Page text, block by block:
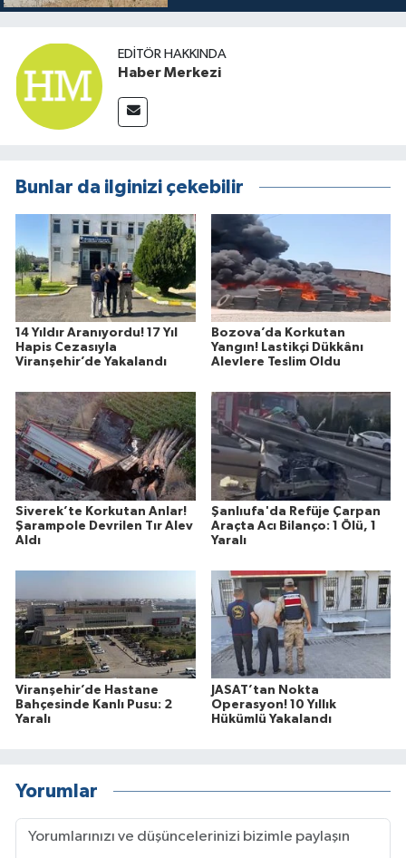
EDITÖR HAKKINDA
Haber Merkezi
Bunlar da ilginizi çekebilir
14 Yıldır Aranıyordu! 17 Yıl
Hapis Cezasıyla
Viranşehir’de Yakalandı
Bozova’da Korkutan
Yangın! Lastikçi Dükkânı
Alevlere Teslim Oldu
Siverek’te Korkutan Anlar!
Şarampole Devrilen Tır Alev
Aldı
Şanlıufa'da Refüje Çarpan
Araçta Acı Bilanço: 1 Ölü, 1
Yaralı
Viranşehir’de Hastane
Bahçesinde Kanlı Pusu: 2
Yaralı
JASAT’tan Nokta
Operasyon! 10 Yıllık
Hükümlü Yakalandı
Yorumlar